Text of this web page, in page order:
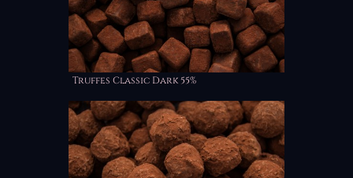
Truffes Classic Dark 55%